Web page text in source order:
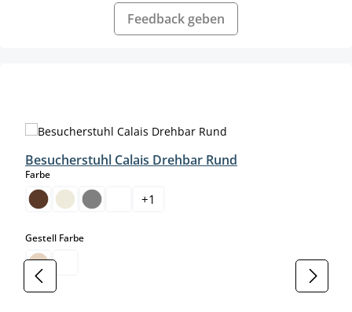
Feedback geben
Besucherstuhl Calais Drehbar Rund
Farbeauswählen
+1
Gestell Farbeauswählen